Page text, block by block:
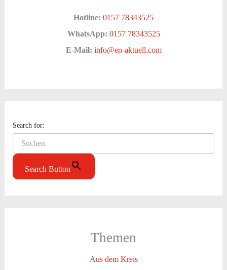
Hotline: 0157 78343525
WhatsApp: 0157 78343525
E-Mail: info@en-aktuell.com
Search for:
Search Button
Themen
Aus dem Kreis